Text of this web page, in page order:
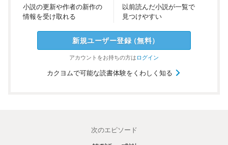
小説の更新や作者の新作の
情報を受け取れる
以前読んだ小説が一覧で
見つけやすい
新規ユーザー登録（無料）
アカウントをお持ちの方はログイン
カクヨムで可能な読書体験をくわしく知る
次のエピソード